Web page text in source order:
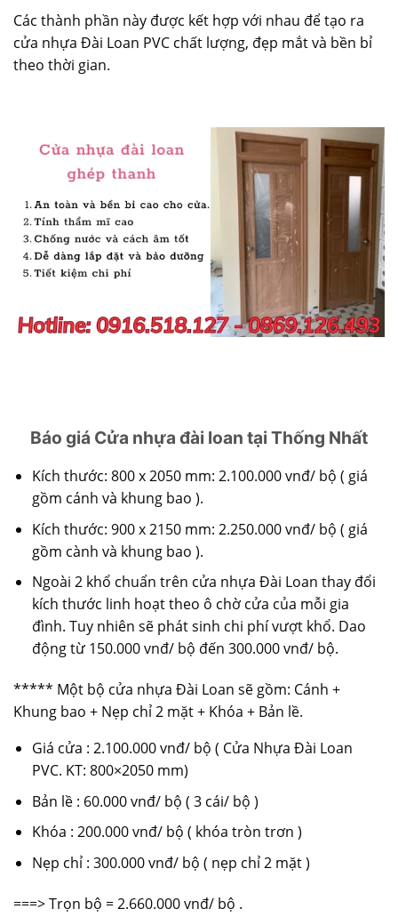
Các thành phần này được kết hợp với nhau để tạo ra
cửa nhựa Đài Loan PVC chất lượng, đẹp mắt và bền bỉ
theo thời gian.
Báo giá Cửa nhựa đài loan tại Thống Nhất
Kích thước: 800 x 2050 mm: 2.100.000 vnđ/ bộ ( giá
gồm cánh và khung bao ).
Kích thước: 900 x 2150 mm: 2.250.000 vnđ/ bộ ( giá
gồm cành và khung bao ).
Ngoài 2 khổ chuẩn trên cửa nhựa Đài Loan thay đổi
kích thước linh hoạt theo ô chờ cửa của mỗi gia
đình. Tuy nhiên sẽ phát sinh chi phí vượt khổ. Dao
động từ 150.000 vnđ/ bộ đến 300.000 vnđ/ bộ.
***** Một bộ cửa nhựa Đài Loan sẽ gồm: Cánh +
Khung bao + Nẹp chỉ 2 mặt + Khóa + Bản lề.
Giá cửa : 2.100.000 vnđ/ bộ ( Cửa Nhựa Đài Loan
PVC. KT: 800×2050 mm)
Bản lề : 60.000 vnđ/ bộ ( 3 cái/ bộ )
Khóa : 200.000 vnđ/ bộ ( khóa tròn trơn )
Nẹp chỉ : 300.000 vnđ/ bộ ( nẹp chỉ 2 mặt )
===> Trọn bộ = 2.660.000 vnđ/ bộ .